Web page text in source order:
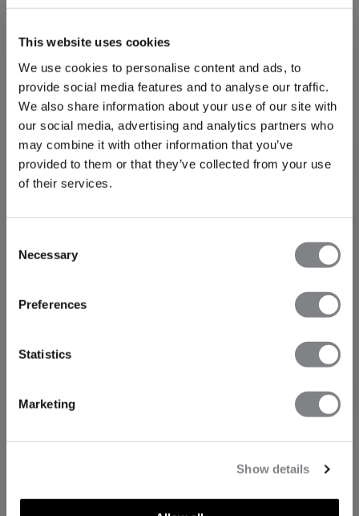
This website uses cookies
We use cookies to personalise content and ads, to
provide social media features and to analyse our traffic.
We also share information about your use of our site with
our social media, advertising and analytics partners who
may combine it with other information that you’ve
provided to them or that they’ve collected from your use
of their services.
Selection
Necessary
Preferences
Statistics
Marketing
Show details
När du prenumererar på vårt nyhetsbrev.